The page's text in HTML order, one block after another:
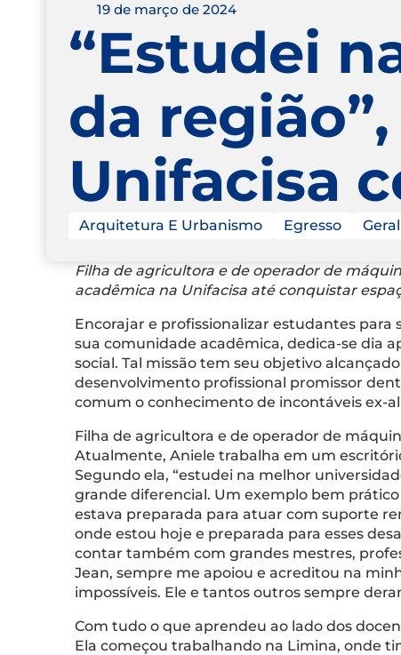
19 de março de 2024
“Estudei
da
Unifacisa
Arquitetura E Urbanismo Egresso Geral
Filha de agricultora e de operador de
acadêmica na Unifacisa até conquistar
Encorajar e profissionalizar estudantes
sua comunidade acadêmica, dedica-se dia
social. Tal missão tem seu objetivo
desenvolvimento profissional promissor
comum o conhecimento de incontáveis ex-
Filha de agricultora e de operador de
Atualmente, Aniele trabalha em um
Segundo ela, “estudei na melhor
grande diferencial. Um exemplo bem
estava preparada para atuar com suporte
onde estou hoje e preparada para esses
contar também com grandes mestres,
Jean, sempre me apoiou e acreditou na
impossíveis. Ele e tantos outros sempre
Com tudo o que aprendeu ao lado dos
Ela começou trabalhando na Limina, onde